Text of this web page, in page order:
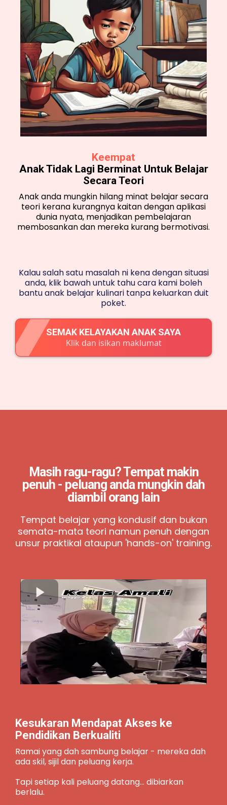
Keempat
Anak Tidak Lagi Berminat Untuk Belajar
Secara Teori
Anak anda mungkin hilang minat belajar secara
teori kerana kurangnya kaitan dengan aplikasi
dunia nyata, menjadikan pembelajaran
membosankan dan mereka kurang bermotivasi.
Kalau salah satu masalah ni kena dengan situasi
anda, klik bawah untuk tahu cara kami boleh
bantu anak belajar kulinari tanpa keluarkan duit
poket.
SEMAK KELAYAKAN ANAK SAYA
Klik dan isikan maklumat
Masih ragu-ragu?Tempat makin
penuh - peluang anda mungkin dah
diambil orang lain
Tempat belajar yang kondusif dan bukan
semata-mata teori namun penuh dengan
unsur praktikal ataupun 'hands-on' training.
Kesukaran Mendapat Akses ke
Pendidikan Berkualiti
Ramai yang dah sambung belajar - mereka dah
ada skil, sijil dan peluang kerja.
Tapi setiap kali peluang datang... dibiarkan
berlalu.